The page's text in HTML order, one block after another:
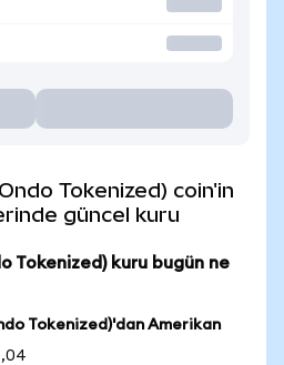
Tokenized) coin'in
güncel kuru
Tokenized) kuru bugün ne
Tokenized)'dan Amerikan